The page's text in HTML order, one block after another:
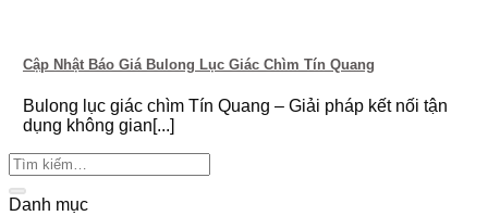
Cập Nhật Báo Giá Bulong Lục Giác Chìm Tín Quang
Bulong lục giác chìm Tín Quang – Giải pháp kết nối tận
dụng không gian[...]
Danh mục